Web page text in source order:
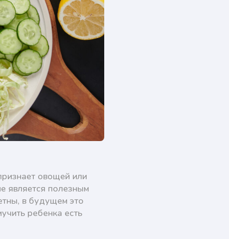
овощей или
является полезным
в будущем это
ребенка есть